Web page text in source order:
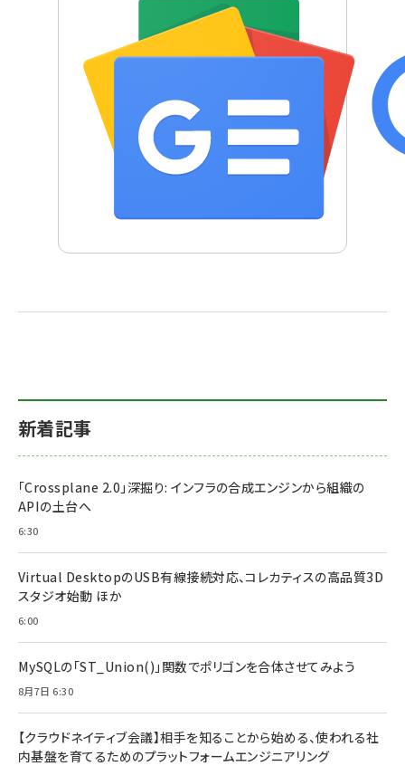
新着記事
「Crossplane 2.0」深掘り: インフラの合成エンジンから組織の
APIの土台へ
6:30
Virtual DesktopのUSB有線接続対応、コレカティスの高品質3D
スタジオ始動 ほか
6:00
MySQLの「ST_Union()」関数でポリゴンを合体させてみよう
8月7日 6:30
【クラウドネイティブ会議】相手を知ることから始める、使われる社
内基盤を育てるためのプラットフォームエンジニアリング